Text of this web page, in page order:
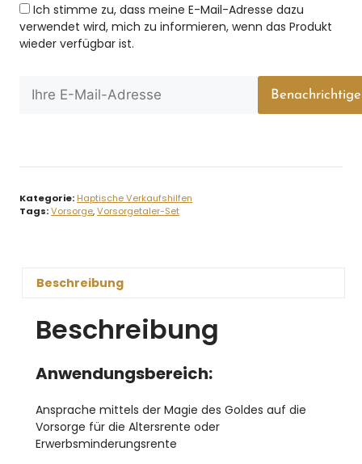
Ich stimme zu, dass meine E-Mail-Adresse dazu
verwendet wird, mich zu informieren, wenn das Produkt
wieder verfügbar ist.
Kategorie: Haptische Verkaufshilfen
Tags:Vorsorge,Vorsorgetaler-Set
Beschreibung
Beschreibung
Anwendungsbereich:
Ansprache mittels der Magie des Goldes auf die
Vorsorge für die Altersrente oder
Erwerbsminderungsrente